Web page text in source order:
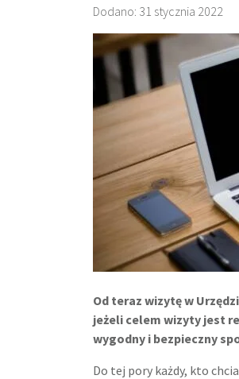
Dodano: 31 stycznia 2022
Od teraz wizytę w
jeżeli celem wizyty jest
wygodny i bezpieczny
Do tej pory każdy, kto